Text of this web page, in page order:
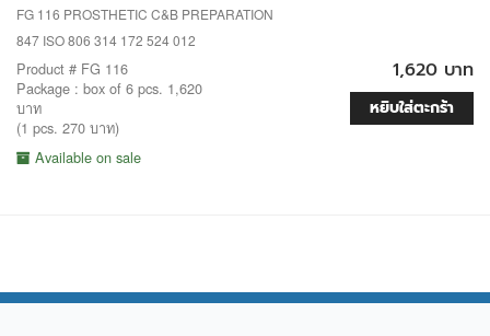
FG 116 PROSTHETIC C&B PREPARATION
847 ISO 806 314 172 524 012
Product # FG 116
Package : box of 6 pcs. 1,620
บาท
(1 pcs. 270 บาท)
Available on sale
1,620 บาท
หยิบใส่ตะกร้า